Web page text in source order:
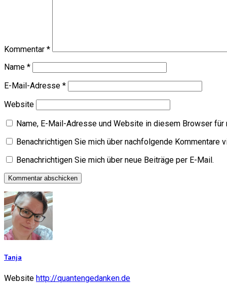
Kommentar *
Name *
E-Mail-Adresse *
Website
Name, E-Mail-Adresse und Website in diesem Browser
Benachrichtigen Sie mich über nachfolgende Kommentare
Benachrichtigen Sie mich über neue Beiträge per E-Mail.
Tanja
Website http://quantengedanken.de